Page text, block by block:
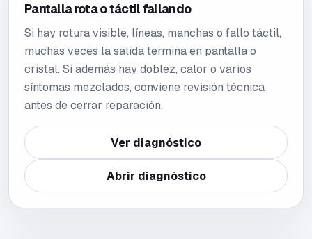
Pantalla rota o táctil fallando
Si hay rotura visible, líneas, manchas o fallo táctil,
muchas veces la salida termina en pantalla o
cristal. Si además hay doblez, calor o varios
síntomas mezclados, conviene revisión técnica
antes de cerrar reparación.
Ver diagnóstico
Abrir diagnóstico